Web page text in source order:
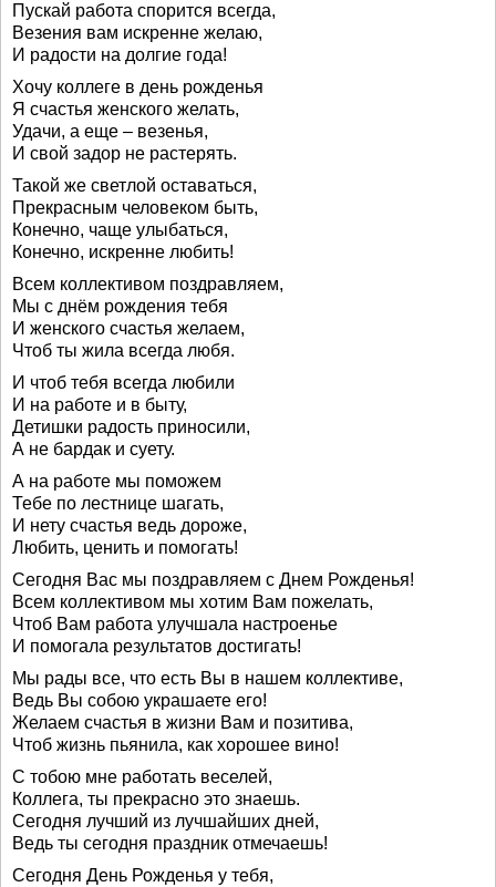
Пускай работа спорится всегда,
Везения вам искренне желаю,
И радости на долгие года!
Хочу коллеге в день рожденья
Я счастья женского желать,
Удачи, а еще – везенья,
И свой задор не растерять.
Такой же светлой оставаться,
Прекрасным человеком быть,
Конечно, чаще улыбаться,
Конечно, искренне любить!
Всем коллективом поздравляем,
Мы с днём рождения тебя
И женского счастья желаем,
Чтоб ты жила всегда любя.
И чтоб тебя всегда любили
И на работе и в быту,
Детишки радость приносили,
А не бардак и суету.
А на работе мы поможем
Тебе по лестнице шагать,
И нету счастья ведь дороже,
Любить, ценить и помогать!
Сегодня Вас мы поздравляем с Днем Рожденья!
Всем коллективом мы хотим Вам пожелать,
Чтоб Вам работа улучшала настроенье
И помогала результатов достигать!
Мы рады все, что есть Вы в нашем коллективе,
Ведь Вы собою украшаете его!
Желаем счастья в жизни Вам и позитива,
Чтоб жизнь пьянила, как хорошее вино!
С тобою мне работать веселей,
Коллега, ты прекрасно это знаешь.
Сегодня лучший из лучшайших дней,
Ведь ты сегодня праздник отмечаешь!
Сегодня День Рожденья у тебя,